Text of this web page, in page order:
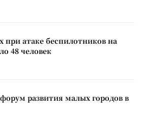
при атаке беспилотников на
48 человек
развития малых городов в